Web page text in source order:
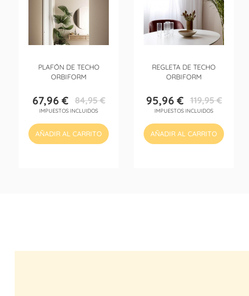
PLAFÓN DE TECHO
ORBIFORM
Precio
67,96 €Precio
base
84,95 €
IMPUESTOS INCLUIDOS
AÑADIR AL CARRITO
REGLETA DE TECHO
ORBIFORM
Precio
95,96 €Precio
base
119,95 €
IMPUESTOS INCLUIDOS
AÑADIR AL CARRITO